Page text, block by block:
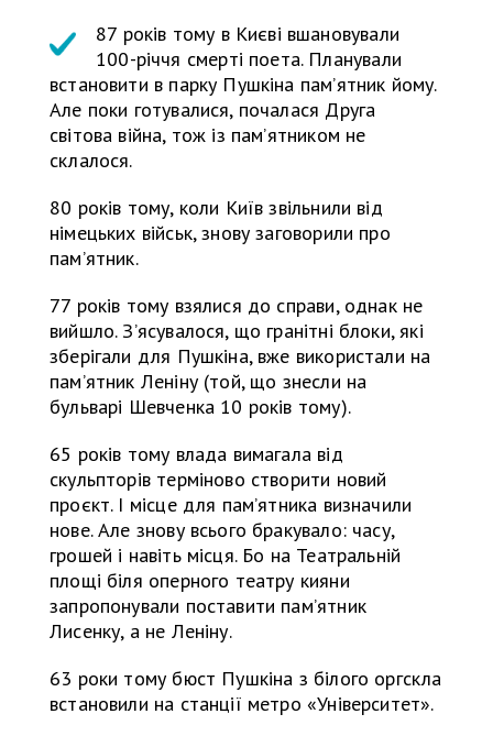
87 років тому в Києві вшановували
100-річчя смерті поета. Планували
встановити в парку Пушкіна пам’ятник йому.
Але поки готувалися, почалася Друга
світова війна, тож із пам’ятником не
склалося.
80 років тому, коли Київ звільнили від
німецьких військ, знову заговорили про
пам’ятник.
77 років тому взялися до справи, однак не
вийшло. З’ясувалося, що гранітні блоки, які
зберігали для Пушкіна, вже використали на
пам’ятник Леніну (той, що знесли на
бульварі Шевченка 10 років тому).
65 років тому влада вимагала від
скульпторів терміново створити новий
проєкт. І місце для пам’ятника визначили
нове. Але знову всього бракувало: часу,
грошей і навіть місця. Бо на Театральній
площі біля оперного театру кияни
запропонували поставити пам’ятник
Лисенку, а не Леніну.
63 роки тому бюст Пушкіна з білого оргскла
встановили на станції метро «Університет».